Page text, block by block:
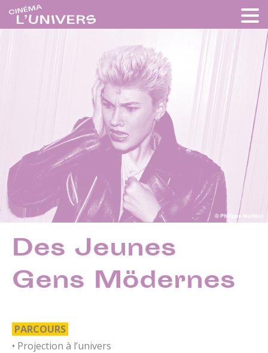
Des Jeunes
Gens Mödernes
PARCOURS
• Projection à l’univers